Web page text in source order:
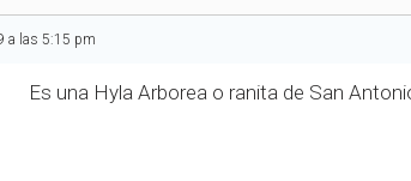
a las 5:15 pm
Es una Hyla Arborea o ranita de San